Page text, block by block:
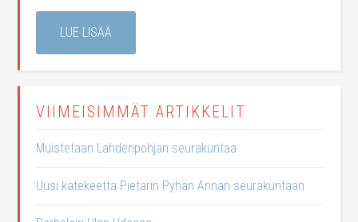
LUE LISÄÄ
VIIMEISIMMÄT ARTIKKELIT
Muistetaan Lahdenpohjan seurakuntaa
Uusi katekeetta Pietarin Pyhän Annan seurakuntaan